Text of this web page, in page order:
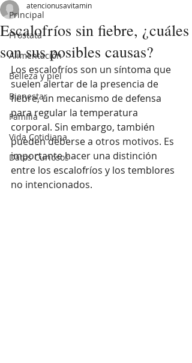
Principal
Próstata
Alimentación
Belleza y piel
Bienestar
Familia
Vida Cotidiana
Datos Curiosos
Escalofríos sin fiebre, ¿cuáles
son sus posibles causas?
atencionusavitamin
Los escalofríos son un síntoma que
suelen alertar de la presencia de
fiebre, un mecanismo de defensa
para regular la temperatura
corporal. Sin embargo, también
pueden deberse a otros motivos. Es
importante hacer una distinción
entre los escalofríos y los temblores
no intencionados.